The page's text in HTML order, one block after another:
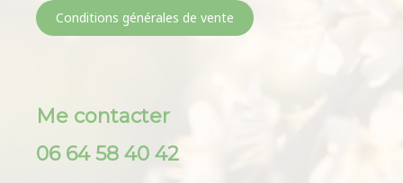
Conditions générales de vente
Me contacter
06 64 58 40 42